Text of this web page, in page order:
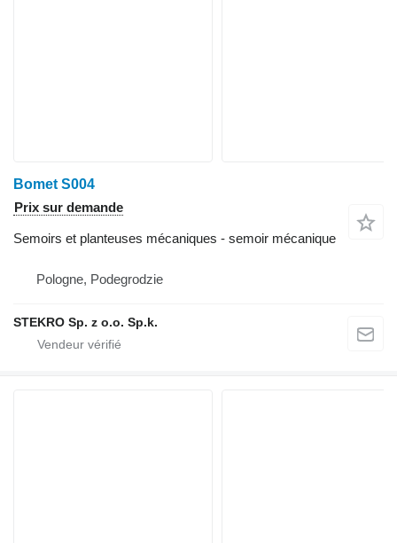
Bomet S004
Prix sur demande
Semoirs et planteuses mécaniques - semoir mécanique
Pologne, Podegrodzie
STEKRO Sp. z o.o. Sp.k.